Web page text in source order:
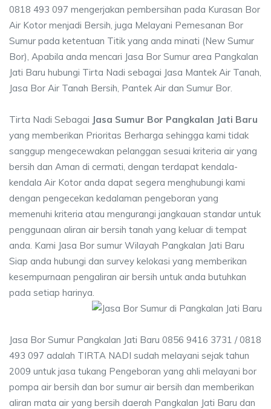
0818 493 097 mengerjakan pembersihan pada Kurasan Bor
Air Kotor menjadi Bersih, juga Melayani Pemesanan Bor
Sumur pada ketentuan Titik yang anda minati (New Sumur
Bor), Apabila anda mencari Jasa Bor Sumur area Pangkalan
Jati Baru hubungi Tirta Nadi sebagai Jasa Mantek Air Tanah,
Jasa Bor Air Tanah Bersih, Pantek Air dan Sumur Bor.
Tirta Nadi Sebagai Jasa Sumur Bor Pangkalan Jati Baru
yang memberikan Prioritas Berharga sehingga kami tidak
sanggup mengecewakan pelanggan sesuai kriteria air yang
bersih dan Aman di cermati, dengan terdapat kendala-
kendala Air Kotor anda dapat segera menghubungi kami
dengan pengecekan kedalaman pengeboran yang
memenuhi kriteria atau mengurangi jangkauan standar untuk
penggunaan aliran air bersih tanah yang keluar di tempat
anda. Kami Jasa Bor sumur Wilayah Pangkalan Jati Baru
Siap anda hubungi dan survey kelokasi yang memberikan
kesempurnaan pengaliran air bersih untuk anda butuhkan
pada setiap harinya.
Jasa Bor Sumur Pangkalan Jati Baru 0856 9416 3731 / 0818
493 097 adalah TIRTA NADI sudah melayani sejak tahun
2009 untuk jasa tukang Pengeboran yang ahli melayani bor
pompa air bersih dan bor sumur air bersih dan memberikan
aliran mata air yang bersih daerah Pangkalan Jati Baru dan